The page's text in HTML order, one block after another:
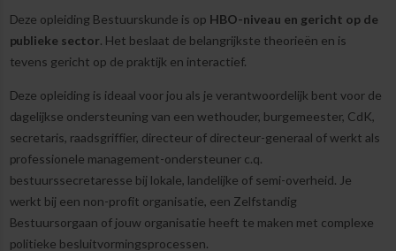
Deze opleiding Bestuurskunde is op HBO-niveau en gericht op de
publieke sector. Het beslaat de belangrijkste theorieën en is
tevens gericht op de praktijk en interactief.
Deze opleiding is ideaal voor jou als je verantwoordelijk bent voor de
dagelijkse ondersteuning van een wethouder, burgemeester, CdK,
secretaris, raadsgriffier, directeur of directeur-generaal of werkt als
professionele management-ondersteuner c.q.
bestuurssecretaresse bij lokale, landelijke of semi-overheid. Je
werkt bij een non-profit organisatie, een Zelfstandig
Bestuursorgaan of jouw organisatie heeft te maken met complexe
politieke besluitvormingsprocessen.